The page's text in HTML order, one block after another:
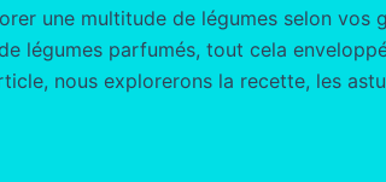
une multitude de légumes selon
légumes parfumés, tout cela
nous explorerons la recette, les